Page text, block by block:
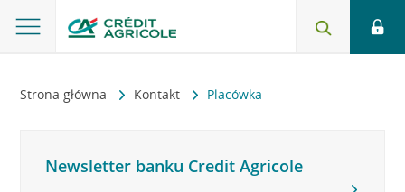
Strona główna Kontakt Placówka
Newsletter banku Credit Agricole